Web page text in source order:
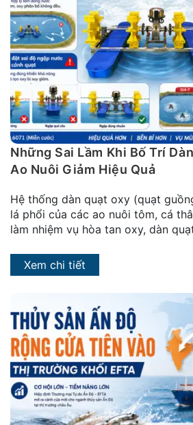
Những Sai Lầm Khi Bố Trí
Ao Nuôi Giảm Hiệu Quả
Hệ thống dàn quạt oxy (quạt
lá phổi của các ao nuôi tôm, cá
làm nhiệm vụ hòa tan oxy, dàn
Xem chi tiết